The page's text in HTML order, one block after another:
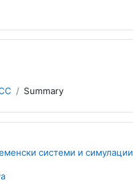
Summary
системи и симулации